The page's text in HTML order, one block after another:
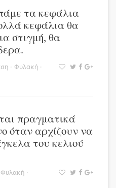
τα κεφάλια
κεφάλια θα
στιγμή, θα
· Φυλακή ·
πραγματικά
όταν αρχίζουν να
του κελιού
Φυλακή ·